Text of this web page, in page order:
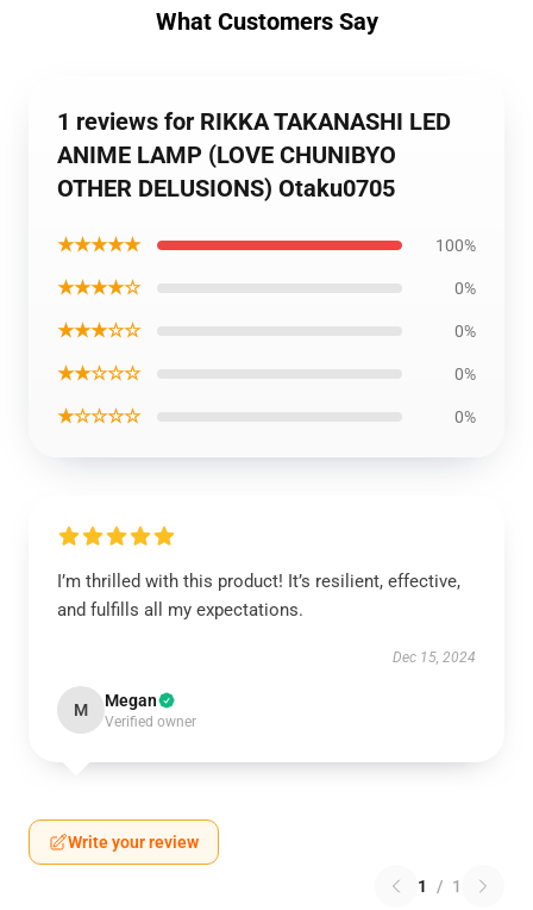
What Customers Say
1 reviews for RIKKA TAKANASHI LED
ANIME LAMP (LOVE CHUNIBYO
OTHER DELUSIONS) Otaku0705
★★★★★ 100%
★★★★☆ 0%
★★★☆☆ 0%
★★☆☆☆ 0%
★☆☆☆☆ 0%
I’m thrilled with this product! It’s resilient, effective,
and fulfills all my expectations.
Dec 15, 2024
M Megan
Verified owner
Write your review
1 / 1